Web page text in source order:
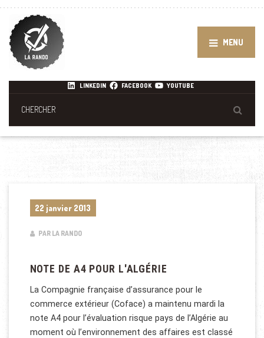
MENU
LINKEDIN FACEBOOK YOUTUBE
22 janvier 2013
PAR LA RANDO
NOTE DE A4 POUR L'ALGÉRIE
La Compagnie française d’assurance pour le
commerce extérieur (Coface) a maintenu mardi la
note A4 pour l’évaluation risque pays de l’Algérie au
moment où l’environnement des affaires est classé